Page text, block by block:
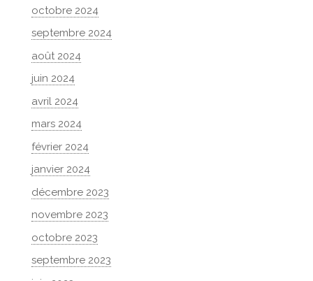
octobre 2024
septembre 2024
août 2024
juin 2024
avril 2024
mars 2024
février 2024
janvier 2024
décembre 2023
novembre 2023
octobre 2023
septembre 2023